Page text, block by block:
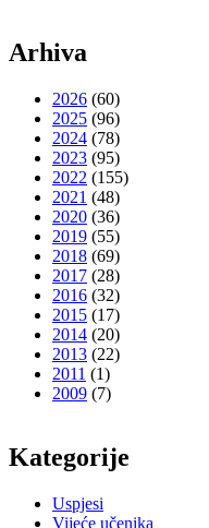
Arhiva
2026 (60)
2025 (96)
2024 (78)
2023 (95)
2022 (155)
2021 (48)
2020 (36)
2019 (55)
2018 (69)
2017 (28)
2016 (32)
2015 (17)
2014 (20)
2013 (22)
2011 (1)
2009 (7)
Kategorije
Uspjesi
Vijeće učenika